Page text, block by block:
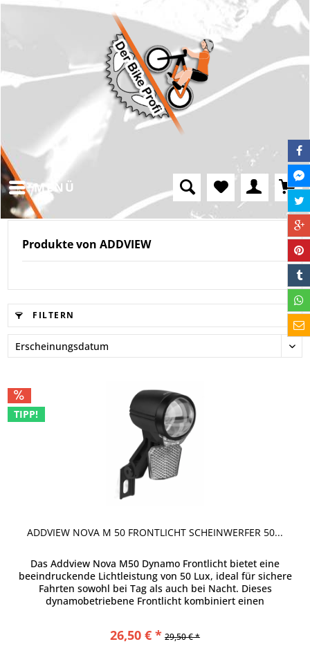
MENÜ
Produkte von ADDVIEW
FILTERN
TIPP!
ADDVIEW NOVA M 50 FRONTLICHT SCHEINWERFER 50...
Das Addview Nova M50 Dynamo Frontlicht bietet eine
beeindruckende Lichtleistung von 50 Lux, ideal für sichere
Fahrten sowohl bei Tag als auch bei Nacht. Dieses
dynamobetriebene Frontlicht kombiniert einen
26,50 € * 29,50 € *